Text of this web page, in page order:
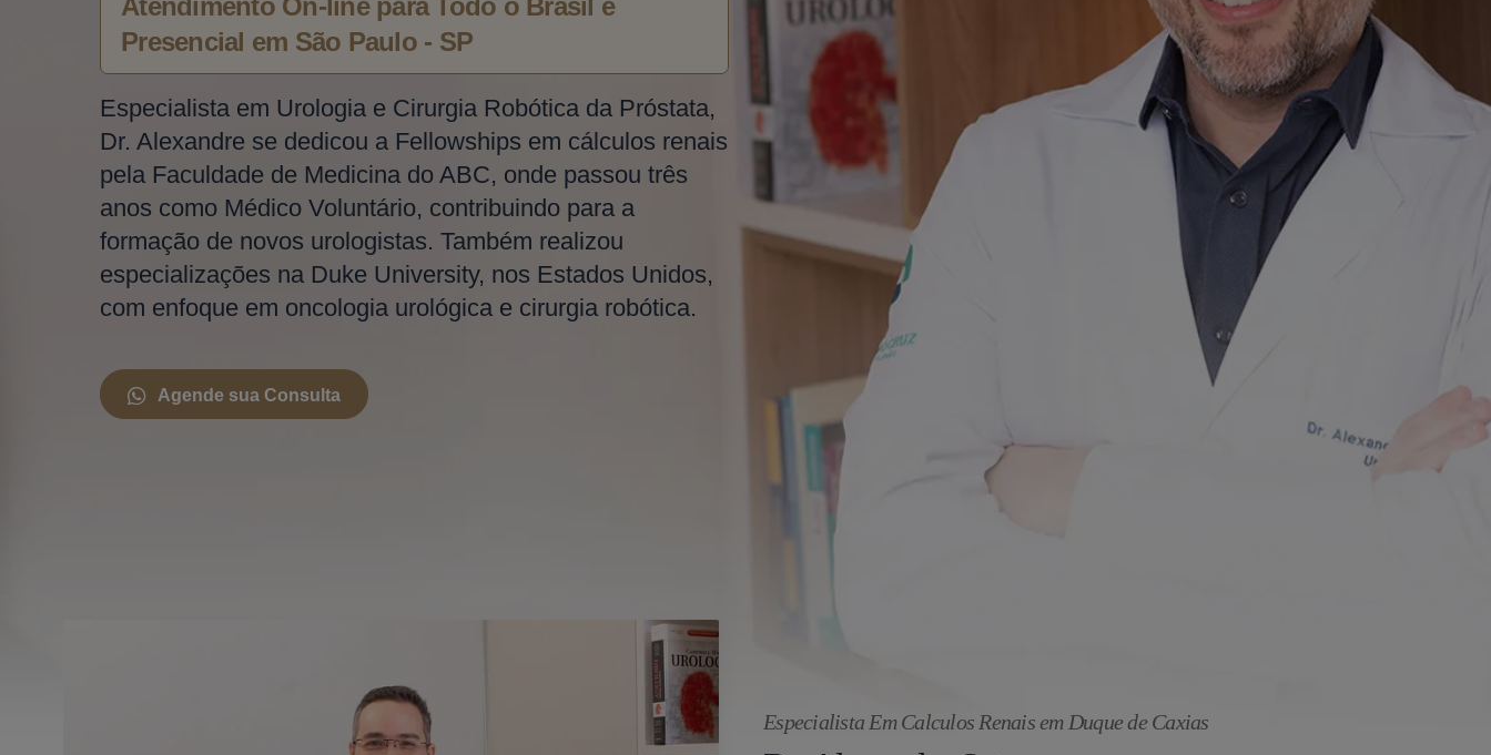
Atendimento On-line para Todo o Brasil e
Presencial em São Paulo - SP
Especialista em Urologia e Cirurgia Robótica da Próstata,
Dr. Alexandre se dedicou a Fellowships em cálculos renais
pela Faculdade de Medicina do ABC, onde passou três
anos como Médico Voluntário, contribuindo para a
formação de novos urologistas. Também realizou
especializações na Duke University, nos Estados Unidos,
com enfoque em oncologia urológica e cirurgia robótica.
Agende sua Consulta
Especialista Em Calculos Renais em Duque de Caxias